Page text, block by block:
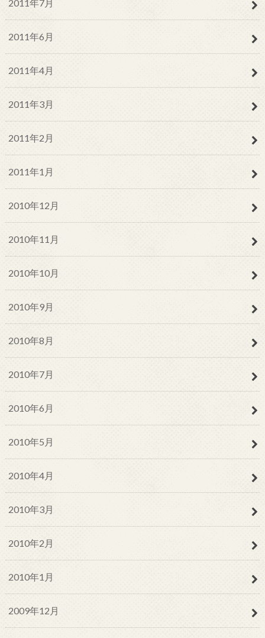
2011年7月
2011年6月
2011年4月
2011年3月
2011年2月
2011年1月
2010年12月
2010年11月
2010年10月
2010年9月
2010年8月
2010年7月
2010年6月
2010年5月
2010年4月
2010年3月
2010年2月
2010年1月
2009年12月